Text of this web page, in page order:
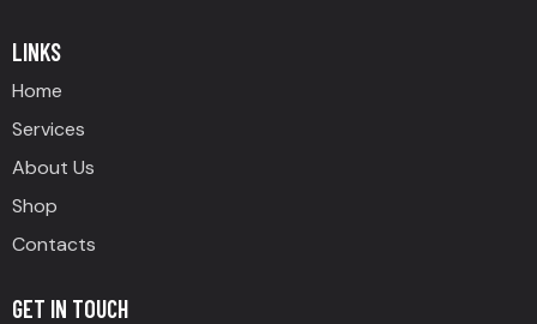
LINKS
Home
Services
About Us
Shop
Contacts
GET IN TOUCH